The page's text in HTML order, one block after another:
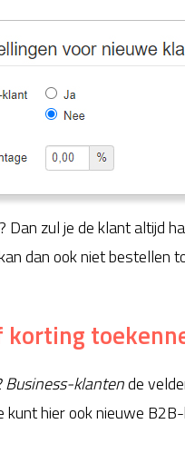
zul je de klant altijd
dan ook niet bestellen
Business-klantende
kunt hier ook nieuwe